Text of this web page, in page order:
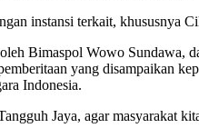
instansi terkait, khususnya
Bimaspol Wowo Sundawa,
yang disampaikan
Indonesia.
Jaya, agar masyarakat